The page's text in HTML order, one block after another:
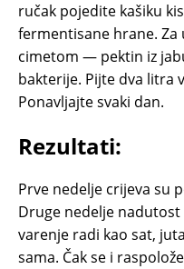
ručak pojedite kašiku
fermentisane hrane. Za
cimetom — pektin iz
bakterije. Pijte dva litra
Ponavljajte svaki dan.
Rezultati:
Prve nedelje crijeva su
Druge nedelje
varenje radi kao sat,
sama. Čak se i